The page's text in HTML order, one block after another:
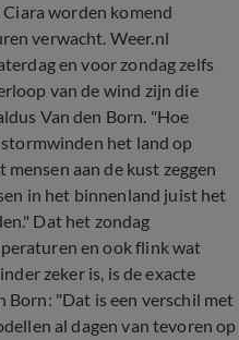
worden komend
verwacht. Weer.nl
en voor zondag zelfs
van de wind zijn die
Van den Born. "Hoe
het land op
aan de kust zeggen
in het binnenland juist het
Dat het zondag
en ook flink wat
zeker is, is de exacte
Born: "Dat is een verschil met
al dagen van tevoren op